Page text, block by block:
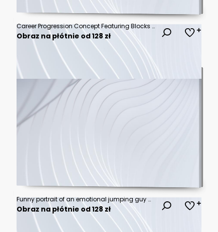
Career Progression Concept Featuring Blocks With Human Figures Rising Toward Success
Obraz na płótnie od 128 zł
Funny portrait of an emotional jumping guy with a megaphone. Collage in magazine style. Flyer with trendy colors, advertising copy space. Discount, sale season. Information concept. Attention news!
Obraz na płótnie od 128 zł